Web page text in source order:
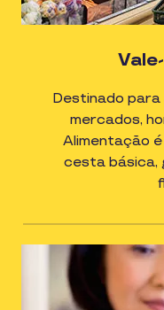
Destinado para
mercados,
Alimentação
cesta básica,